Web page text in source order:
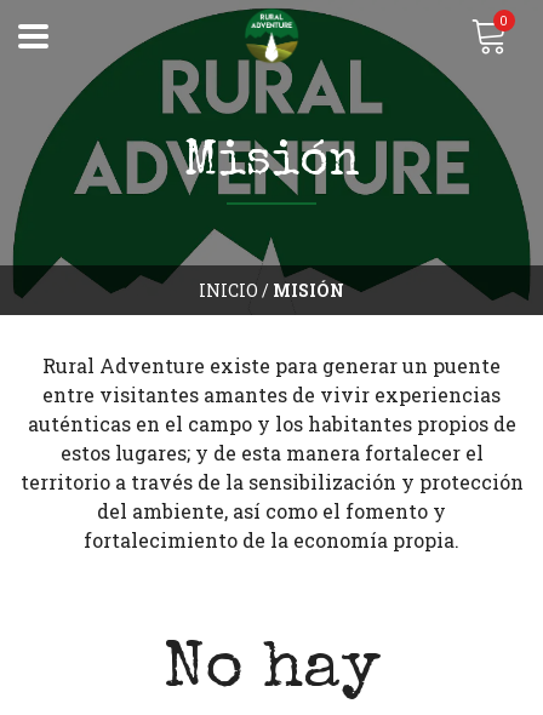
0
INICIO / MISIÓN
Misión
Rural Adventure existe para generar un puente
entre visitantes amantes de vivir experiencias
auténticas en el campo y los habitantes propios de
estos lugares; y de esta manera fortalecer el
territorio a través de la sensibilización y protección
del ambiente, así como el fomento y
fortalecimiento de la economía propia.
No hay